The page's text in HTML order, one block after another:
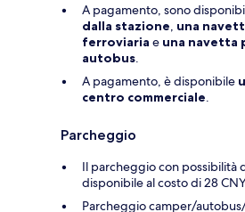
A pagamento, sono
dalla stazione, una
ferroviaria e una navetta
autobus.
A pagamento, è disponibile
centro commerciale.
Parcheggio
Il parcheggio con possibilità
disponibile al costo di 28
Parcheggio camper/